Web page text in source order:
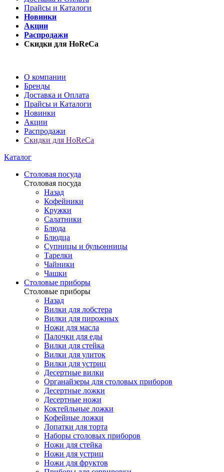
Прайсы и Каталоги
Новинки
Акции
Распродажи
Скидки для HoReCa
О компании
Бренды
Доставка и Оплата
Прайсы и Каталоги
Новинки
Акции
Распродажи
Скидки для HoReCa
Каталог
Столовая посуда
Столовая посуда
Назад
Кофейники
Кружки
Салатники
Блюда
Блюдца
Супницы и бульонницы
Тарелки
Чайники
Чашки
Cтоловые приборы
Cтоловые приборы
Назад
Вилки для лобстера
Вилки для пирожных
Ножи для масла
Палочки для еды
Вилки для стейка
Вилки для улиток
Вилки для устриц
Десертные вилки
Органайзеры для столовых приборов
Десертные ложки
Десертные ножи
Коктейльные ложки
Кофейные ложки
Лопатки для торта
Наборы столовых приборов
Ножи для стейка
Ножи для устриц
Ножи для фруктов